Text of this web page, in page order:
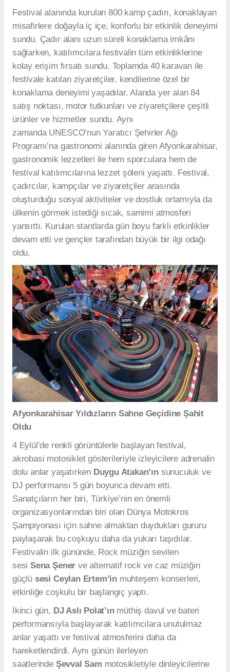
Festival alanında kurulan 800 kamp çadırı, konaklayan
misafirlere doğayla iç içe, konforlu bir etkinlik deneyimi
sundu. Çadır alanı uzun süreli konaklama imkânı
sağlarken, katılımcılara festivalin tüm etkinliklerine
kolay erişim fırsatı sundu. Toplamda 40 karavan ile
festivale katılan ziyaretçiler, kendilerine özel bir
konaklama deneyimi yaşadılar. Alanda yer alan 84
satış noktası, motor tutkunları ve ziyaretçilere çeşitli
ürünler ve hizmetler sundu. Aynı
zamanda UNESCO’nun Yaratıcı Şehirler Ağı
Programı’na gastronomi alanında giren Afyonkarahisar,
gastronomik lezzetleri ile hem sporculara hem de
festival katılımcılarına lezzet şöleni yaşattı. Festival,
çadırcılar, kampçılar ve ziyaretçiler arasında
oluşturduğu sosyal aktiviteler ve dostluk ortamıyla da
ülkenin görmek istediği sıcak, samimi atmosferi
yansıttı. Kurulan stantlarda gün boyu farklı etkinlikler
devam etti ve gençler tarafından büyük bir ilgi odağı
oldu.
Afyonkarahisar Yıldızların Sahne Geçidine Şahit
Oldu
4 Eylül’de renkli görüntülerle başlayan festival,
akrobasi motosiklet gösterileriyle izleyicilere adrenalin
dolu anlar yaşatırken Duygu Atakan’ınsunuculuk ve
DJ performansı 5 gün boyunca devam etti.
Sanatçıların her biri, Türkiye’nin en önemli
organizasyonlarından biri olan Dünya Motokros
Şampiyonası için sahne almaktan duydukları gururu
paylaşarak bu coşkuyu daha da yukarı taşıdılar.
Festivalin ilk gününde, Rock müziğin sevilen
sesiSena Şener ve alternatif rock ve caz müziğin
güçlü sesi Ceylan Ertem’in muhteşem konserleri,
etkinliğe coşkulu bir başlangıç yaptı.
İkinci gün, DJ Aslı Polat’ınmüthiş davul ve bateri
performansıyla başlayarak katılımcılara unutulmaz
anlar yaşattı ve festival atmosferini daha da
hareketlendirdi. Aynı günün ilerleyen
saatlerinde Şevval Sam motosikletiyle dinleyicilerine